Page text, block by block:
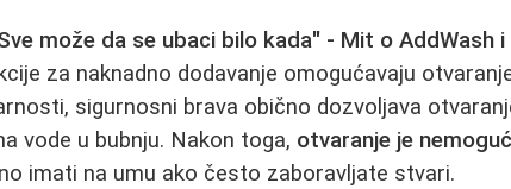
može da se ubaci bilo kada" - Mit o AddWash
za naknadno dodavanje omogućavaju
sigurnosni brava obično dozvoljava
vode u bubnju. Nakon toga, otvaranje je
imati na umu ako često zaboravljate stvari.